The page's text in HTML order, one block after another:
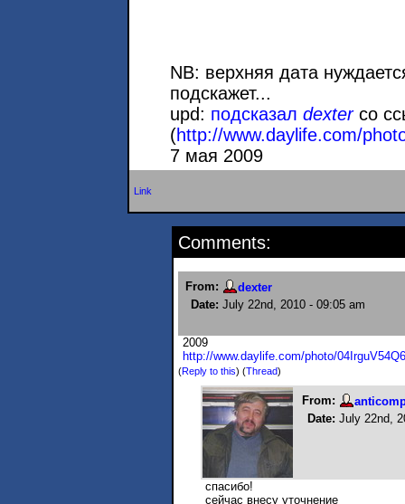
NB: верхняя дата
подскажет...
upd: подсказал dexterсо
(http://www.daylife.com/
7 мая 2009
Link
Comments:
From:
dexter
Date: July 22nd, 2010 - 09:05 am
2009
http://www.daylife.com/photo/04IrguV54Q
(Reply to this) (Thread)
From:
Date: July 22nd,
спасибо!
сейчас внесу уточнение